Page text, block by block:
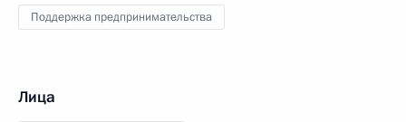
Поддержка предпринимательства
Лица